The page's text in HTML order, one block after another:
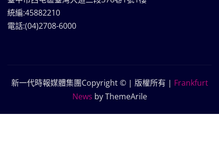
統編:45882210
電話:(04)2708-6000
新一代時報媒體集團Copyright © | 版權所有 | Frankfurt
News by ThemeArile